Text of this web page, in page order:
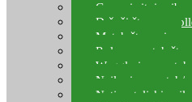
Gume i sitni pribor
Držači štapova
Match štapovi
Role za match
Waggleri za match
Najloni za match/
Natjecateljski